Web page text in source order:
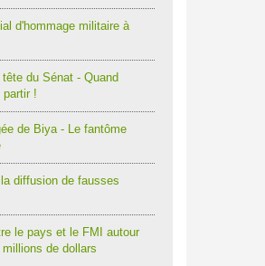
d'hommage militaire à
du Sénat - Quand
partir !
de Biya - Le fantôme
diffusion de fausses
le pays et le FMI autour
de dollars